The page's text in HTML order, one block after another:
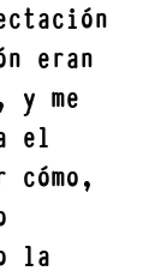
eran
y me
el
cómo,
la